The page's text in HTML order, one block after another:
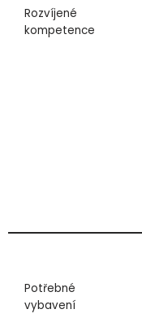
Rozvíjené
kompetence
Potřebné
vybavení